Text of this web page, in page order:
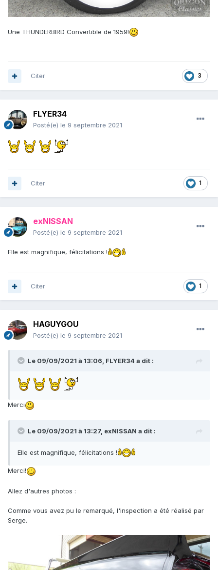
Une THUNDERBIRD Convertible de 1959!
3
Citer
FLYER34
Posté(e) le 9 septembre 2021
1
Citer
exNISSAN
Posté(e) le 9 septembre 2021
Elle est magnifique, félicitations !
1
Citer
HAGUYGOU
Posté(e) le 9 septembre 2021
Le 09/09/2021 à 13:06, FLYER34 a dit :
Merci
Le 09/09/2021 à 13:27, exNISSAN a dit :
Elle est magnifique, félicitations !
Merci!
Allez d'autres photos :
Comme vous avez pu le remarqué, l'inspection a été réalisé par
Serge.